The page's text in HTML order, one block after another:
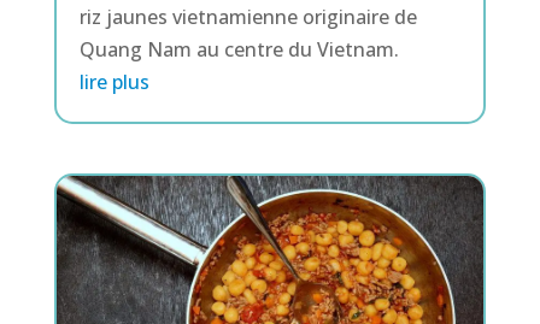
riz jaunes vietnamienne originaire de
Quang Nam au centre du Vietnam.
lire plus